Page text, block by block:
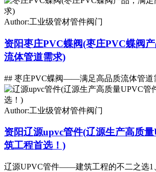
Author:工业级管材管件阀门
资阳枣庄PVC蝶阀(枣庄PVC蝶阀
流体管道需求)
## 枣庄PVC蝶阀——满足高品质流体管道
Author:工业级管材管件阀门
资阳辽源upvc管件(辽源生产高质
筑工程首选！)
辽源UPVC管件——建筑工程的不二之选1